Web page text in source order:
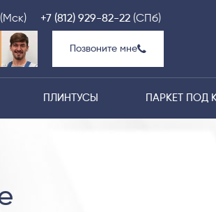
(Мск) +7 (812) 929-82-22 (СПб)
Позвоните мне
ПЛИНТУСЫ ПАРКЕТ ПОД